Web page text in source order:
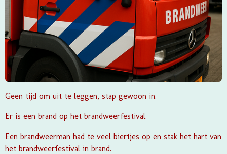
Geen tijd om uit te leggen, stap gewoon in.
Er is een brand op het brandweerfestival.
Een brandweerman had te veel biertjes op en stak het hart van
het brandweerfestival in brand.